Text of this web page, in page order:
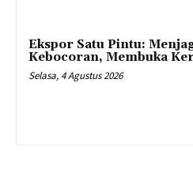
Ekspor Satu Pintu:
Kebocoran, Membuka
Selasa, 4 Agustus 2026